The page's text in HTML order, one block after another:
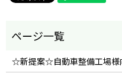
☆新提案☆自動車整備工場様